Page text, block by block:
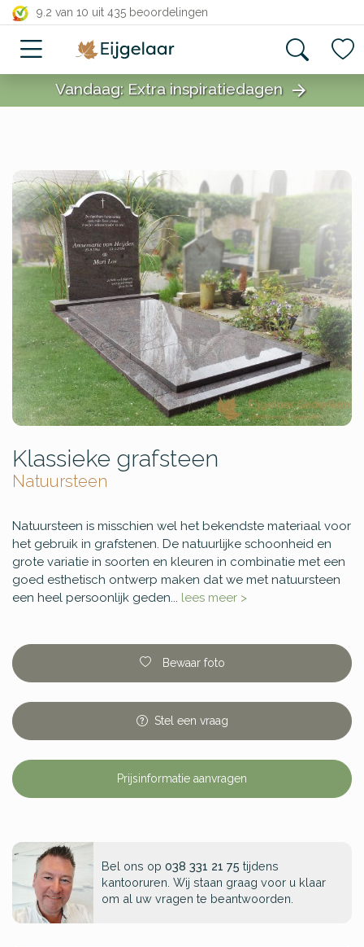
9.2 van 10 uit 435 beoordelingen
close
Vandaag: Extra inspiratiedagen arrow_forward
Klassieke grafsteen
Natuursteen
Natuursteen is misschien wel het bekendste materiaal voor
het gebruik in grafstenen. De natuurlijke schoonheid en
grote variatie in soorten en kleuren in combinatie met een
goed esthetisch ontwerp maken dat we met natuursteen
een heel persoonlijk geden... lees meer >
Bewaar foto
Stel een vraag
Prijsinformatie aanvragen
Bel ons op 038 331 21 75 tijdens
kantooruren. Wij staan graag voor u klaar
om al uw vragen te beantwoorden.